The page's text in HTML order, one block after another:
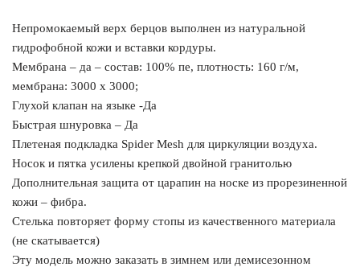
Непромокаемый верх берцов выполнен из натуральной
гидрофобной кожи и вставки кордуры.
Мембрана – да – состав: 100% пе, плотность: 160 г/м,
мембрана: 3000 х 3000;
Глухой клапан на языке -Да
Быстрая шнуровка – Да
Плетеная подкладка Spider Mesh для циркуляции воздуха.
Носок и пятка усилены крепкой двойной гранитолью
Дополнительная защита от царапин на носке из прорезиненной
кожи – фибра.
Стелька повторяет форму стопы из качественного материала
(не скатывается)
Эту модель можно заказать в зимнем или демисезонном